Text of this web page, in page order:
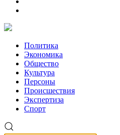
Политика
Экономика
Общество
Культура
Персоны
Происшествия
Экспертиза
Спорт